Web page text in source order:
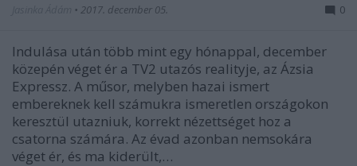
• 2017. december 05. 0
Indulása után több mint egy hónappal, december
közepén véget ér a TV2 utazós realityje, az Ázsia
Expressz. A műsor, melyben hazai ismert
embereknek kell számukra ismeretlen országokon
keresztül utazniuk, korrekt nézettséget hoz a
csatorna számára. Az évad azonban nemsokára
véget ér, és ma kiderült,…